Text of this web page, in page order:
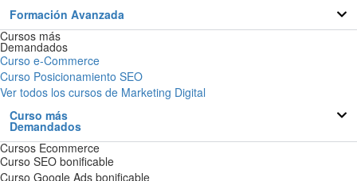
Formación Avanzada
Cursos más
Demandados
Curso e-Commerce
Curso Posicionamiento SEO
Ver todos los cursos de Marketing Digital
Curso más
Demandados
Cursos Ecommerce
Curso SEO bonificable
Curso Google Ads bonificable